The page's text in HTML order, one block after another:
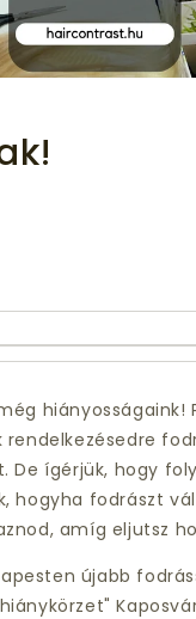
De ígérjük, hogy
hogyha fodrászt
amíg eljutsz
újabb